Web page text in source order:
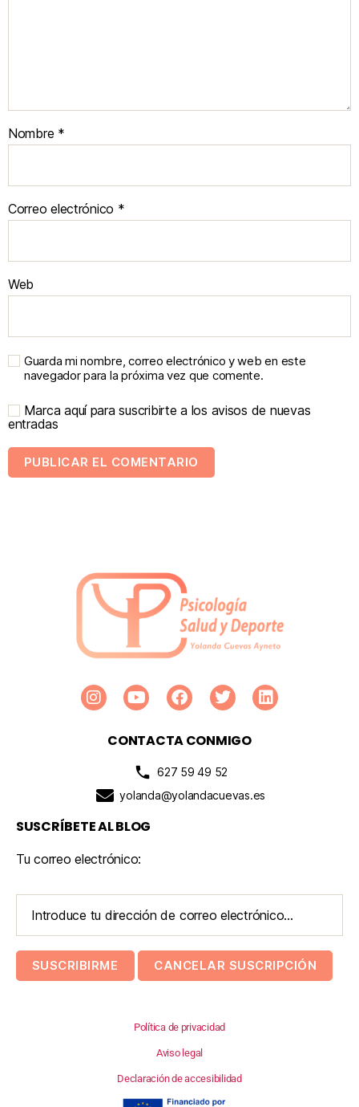
Nombre *
Correo electrónico *
Web
Guarda mi nombre, correo electrónico y web en este
navegador para la próxima vez que comente.
Marca aquí para suscribirte a los avisos de nuevas
entradas
CONTACTA CONMIGO
627 59 49 52
yolanda@yolandacuevas.es
SUSCRÍBETE AL BLOG
Tu correo electrónico:
Política de privacidad
Aviso legal
Declaración de accesibilidad